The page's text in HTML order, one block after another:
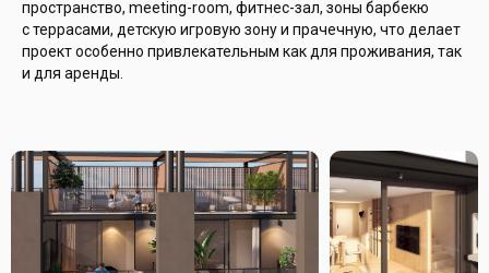
пространство, meeting-room, фитнес-зал, зоны барбекю
с террасами, детскую игровую зону и прачечную, что делает
проект особенно привлекательным как для проживания, так
и для аренды.
ИНФРАСТРУКТУРА
КОМПЛЕКСА